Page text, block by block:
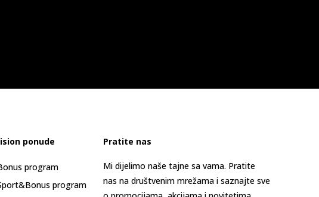
ponude
program
program
Pratite nas
Mi dijelimo naše tajne sa vama. Pratite
nas na društvenim mrežama i saznajte sve